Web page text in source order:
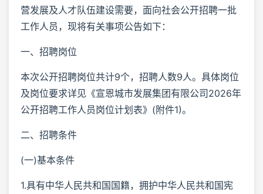
营发展及人才队伍建设需要，面向社会公开招聘一批
工作人员，现将有关事项公告如下：
一、招聘岗位
本次公开招聘岗位共计9个，招聘人数9人。具体岗位
及岗位要求详见《宣恩城市发展集团有限公司2026年
公开招聘工作人员岗位计划表》(附件1)。
二、招聘条件
(一)基本条件
1.具有中华人民共和国国籍，拥护中华人民共和国宪